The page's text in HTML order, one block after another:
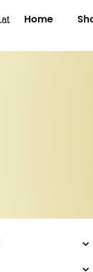
springen
Home